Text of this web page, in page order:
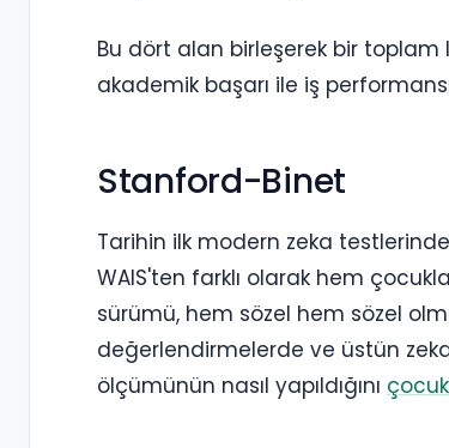
Bu dört alan birleşerek bir toplam
akademik başarı ile iş
Stanford-Binet
Tarihin ilk modern zeka
WAIS'ten farklı olarak hem
sürümü, hem sözel hem sözel
değerlendirmelerde ve üstün
ölçümünün nasıl yapıldığını